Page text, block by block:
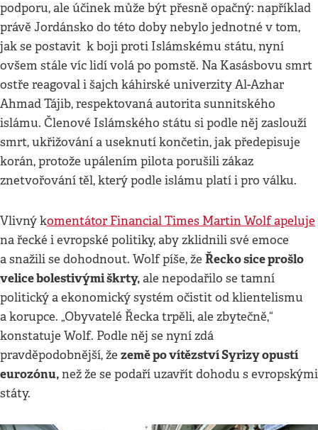
podporu, ale účinek může být přesně opačný: například
právě Jordánsko do této doby nebylo jednotné v tom,
jak se postavit k boji proti Islámskému státu, nyní
ovšem stále víc lidí volá po pomstě. Na Kasásbovu smrt
ostře reagoval i šajch káhirské univerzity Al-Azhar
Ahmad Tájib, respektovaná autorita sunnitského
islámu. Členové Islámského státu si podle něj zaslouží
smrt, ukřižování a useknutí končetin, jak předepisuje
korán, protože upálením pilota porušili zákaz
znetvořování těl, který podle islámu platí i pro válku.
Vlivný komentátor Financial Times Martin Wolf apeluje
na řecké i evropské politiky, aby zklidnili své emoce
a snažili se dohodnout. Wolf píše, že Řecko sice prošlo
velice bolestivými škrty,ale nepodařilo se tamní
politický a ekonomický systém očistit od klientelismu
a korupce. „Obyvatelé Řecka trpěli, ale zbytečně,“
konstatuje Wolf. Podle něj se nyní zdá
pravděpodobnější, že země po vítězství Syrizy opustí
eurozónu,než že se podaří uzavřít dohodu s evropskými
státy.